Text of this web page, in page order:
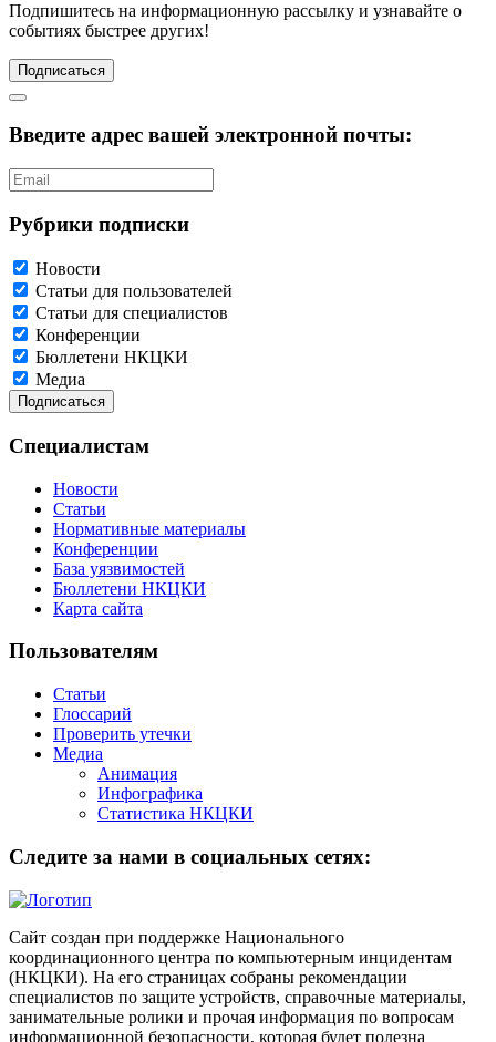
Подпишитесь на информационную рассылку и узнавайте о
событиях быстрее других!
Подписаться
Введите адрес вашей электронной почты:
Рубрики подписки
Новости
Статьи для пользователей
Статьи для специалистов
Конференции
Бюллетени НКЦКИ
Медиа
Специалистам
Новости
Статьи
Нормативные материалы
Конференции
База уязвимостей
Бюллетени НКЦКИ
Карта сайта
Пользователям
Статьи
Глоссарий
Проверить утечки
Медиа
Анимация
Инфографика
Статистика НКЦКИ
Следите за нами в социальных сетях:
Сайт создан при поддержке Национального
координационного центра по компьютерным инцидентам
(НКЦКИ). На его страницах собраны рекомендации
специалистов по защите устройств, справочные материалы,
занимательные ролики и прочая информация по вопросам
информационной безопасности, которая будет полезна